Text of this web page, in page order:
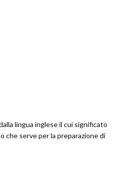
lingua inglese il cui significato
che serve per la preparazione di